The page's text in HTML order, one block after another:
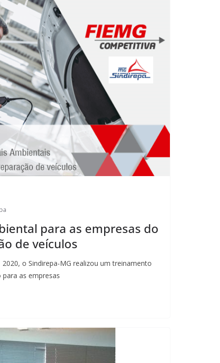
para as empresas do
de veículos
o Sindirepa-MG realizou um treinamento
as empresas